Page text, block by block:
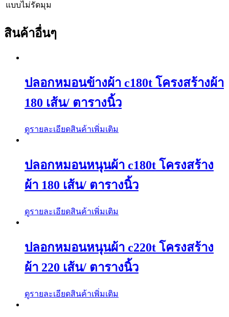
แบบไม่รัดมุม
สินค้าอื่นๆ
ปลอกหมอนข้างผ้า c180t โครงสร้างผ้า
180 เส้น/ ตารางนิ้ว
ดูรายละเอียดสินค้าเพิ่มเติม
ปลอกหมอนหนุนผ้า c180t โครงสร้าง
ผ้า 180 เส้น/ ตารางนิ้ว
ดูรายละเอียดสินค้าเพิ่มเติม
ปลอกหมอนหนุนผ้า c220t โครงสร้าง
ผ้า 220 เส้น/ ตารางนิ้ว
ดูรายละเอียดสินค้าเพิ่มเติม